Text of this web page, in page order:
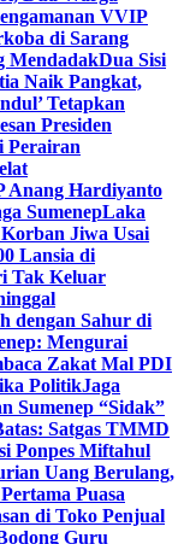
VVIP
di Sarang
MendadakDua Sisi
Naik Pangkat,
Tetapkan
Presiden
Perairan
Anang Hardiyanto
SumenepLaka
Jiwa Usai
Lansia di
Tak Keluar
dengan Sahur di
Mengurai
Zakat Mal PDI
PolitikJaga
Sumenep “Sidak”
Satgas TMMD
Ponpes Miftahul
Uang Berulang,
Puasa
di Toko Penjual
Guru